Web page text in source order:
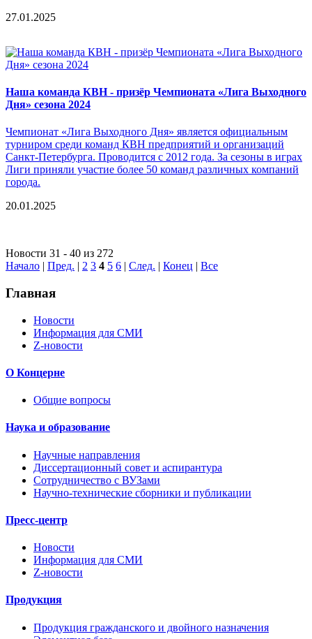
27.01.2025
Наша команда КВН - призёр Чемпионата «Лига Выходного
Дня» сезона 2024
Чемпионат «Лига Выходного Дня» является официальным
турниром среди команд КВН предприятий и организаций
Санкт-Петербурга. Проводится с 2012 года. За сезоны в играх
Лиги приняли участие более 50 команд различных компаний
города.
20.01.2025
Новости 31 - 40 из 272
Начало | Пред. | 2 3 4 5 6 | След. | Конец | Все
Главная
Новости
Информация для СМИ
Z-новости
О Концерне
Общие вопросы
Наука и образование
Научные направления
Диссертационный совет и аспирантура
Сотрудничество с ВУЗами
Научно-технические сборники и публикации
Пресс-центр
Новости
Информация для СМИ
Z-новости
Продукция
Продукция гражданского и двойного назначения